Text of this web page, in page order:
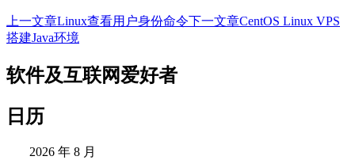
文
章
导
上一文章Linux查看用户身份命令下一文章CentOS Linux VPS
搭建Java环境
软件及互联网爱好者
日历
2026 年 8 月